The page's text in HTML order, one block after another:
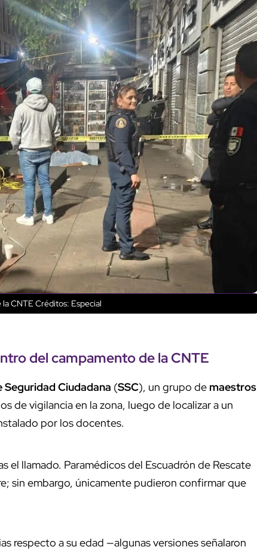
CNTECréditos: Especial
del campamento de laCNTE
Seguridad Ciudadana (SSC), un grupo de maestros
de vigilancia en la zona, luego de localizar a un
por los docentes.
el llamado. Paramédicos del Escuadrón de Rescate
sin embargo, únicamente pudieron confirmar que
respecto a su edad —algunas versiones señalaron